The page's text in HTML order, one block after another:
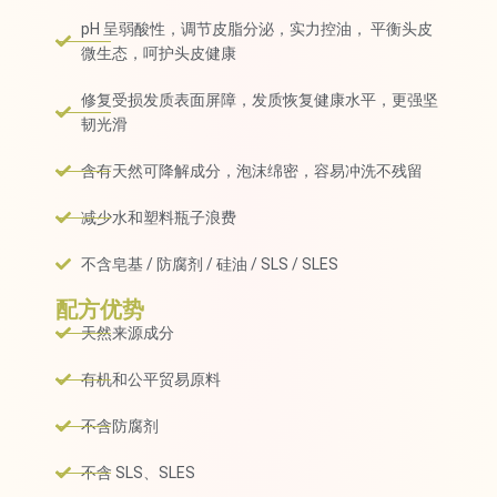
pH 呈弱酸性，调节皮脂分泌，实力控油， 平衡头皮
微生态，呵护头皮健康
修复受损发质表面屏障，发质恢复健康水平，更强坚
韧光滑
含有天然可降解成分，泡沫绵密，容易冲洗不残留
减少水和塑料瓶子浪费
不含皂基 / 防腐剂 / 硅油 / SLS / SLES
配方优势
天然来源成分
有机和公平贸易原料
不含防腐剂
不含 SLS、SLES